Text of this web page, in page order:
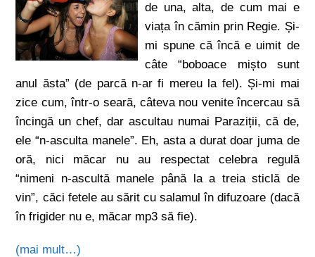
de una, alta, de cum mai e
viața în cămin prin Regie. Și-
mi spune că încă e uimit de
câte “boboace mișto sunt
anul ăsta” (de parcă n-ar fi mereu la fel). Și-mi mai
zice cum, într-o seară, câteva nou venite încercau să
încingă un chef, dar ascultau numai Paraziții, că de,
ele “n-asculta manele”. Eh, asta a durat doar juma de
oră, nici măcar nu au respectat celebra regulă
“nimeni n-ascultă manele până la a treia sticlă de
vin”, căci fetele au sărit cu salamul în difuzoare (dacă
în frigider nu e, măcar mp3 să fie).
(mai mult…)